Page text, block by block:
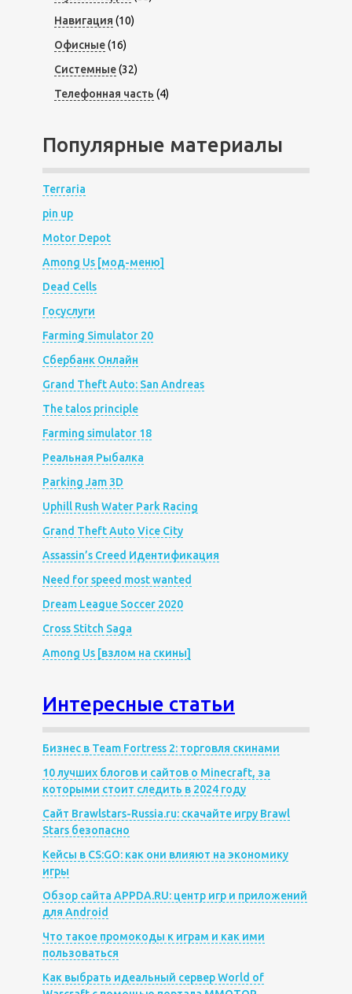
Навигация (10)
Офисные(16)
Системные(32)
Телефонная часть (4)
Популярные материалы
Terraria
pin up
Motor Depot
Among Us [мод-меню]
Dead Cells
Госуслуги
Farming Simulator 20
Сбербанк Онлайн
Grand Theft Auto: San Andreas
The talos principle
Farming simulator 18
Реальная Рыбалка
Parking Jam 3D
Uphill Rush Water Park Racing
Grand Theft Auto Vice City
Assassin’s Creed Идентификация
Need for speed most wanted
Dream League Soccer 2020
Cross Stitch Saga
Among Us [взлом на скины]
Интересные статьи
Бизнес в Team Fortress 2: торговля скинами
10 лучших блогов и сайтов о Minecraft, за
которыми стоит следить в 2024 году
Сайт Brawlstars-Russia.ru: скачайте игру Brawl
Stars безопасно
Кейсы в CS:GO: как они влияют на экономику
игры
Обзор сайта APPDA.RU: центр игр и приложений
для Android
Что такое промокоды к играм и как ими
пользоваться
Как выбрать идеальный сервер World of